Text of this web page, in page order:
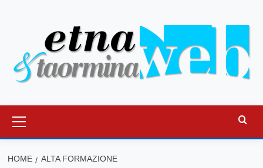
principale
HOME ALTA FORMAZIONE